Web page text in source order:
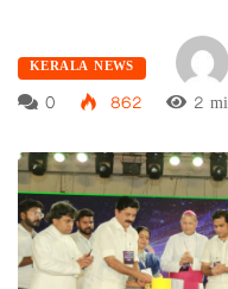
KERALA NEWS
0
862 2